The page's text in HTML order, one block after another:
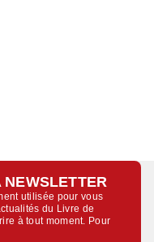
utilisée pour vous
du Livre de
à tout moment. Pour